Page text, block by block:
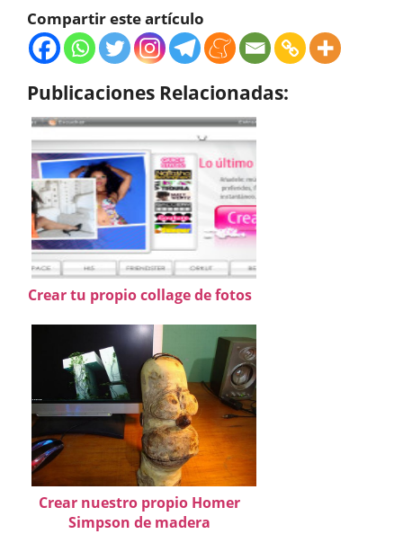
Compartir este artículo
Publicaciones Relacionadas:
Crear tu propio collage de fotos
Crear nuestro propio Homer
Simpson de madera